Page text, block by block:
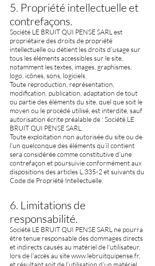
5. Propriété intellectuelle et
contrefaçons.
Société LE BRUIT QUI PENSE SARL est
propriétaire des droits de propriété
intellectuelle ou détient les droits d’usage sur
tous les éléments accessibles sur le site,
notamment les textes, images, graphismes,
logo, icônes, sons, logiciels.
Toute reproduction, représentation,
modification, publication, adaptation de tout
ou partie des éléments du site, quel que soit le
moyen ou le procédé utilisé, est interdite, sauf
autorisation écrite préalable de : Société LE
BRUIT QUI PENSE SARL.
Toute exploitation non autorisée du site ou de
l’un quelconque des éléments qu’il contient
sera considérée comme constitutive d’une
contrefaçon et poursuivie conformément aux
dispositions des articles L.335-2 et suivants du
Code de Propriété Intellectuelle.
6. Limitations de
responsabilité.
Société LE BRUIT QUI PENSE SARL ne pourra
être tenue responsable des dommages directs
et indirects causés au matériel de l’utilisateur,
lors de l’accès au sitewww.lebruitquipense.fr
et résultant soit de l’utilisation d’un matériel